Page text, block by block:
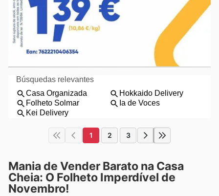
1 2 3
Mania de Vender Barato na Casa
Cheia: O Folheto Imperdível de
Novembro!